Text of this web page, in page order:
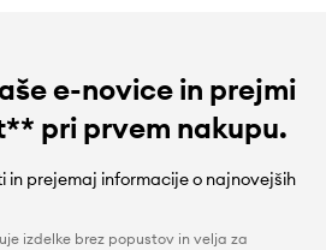
e-novice in prejmi
pri prvem nakupu.
in prejemaj informacije o najnovejših
izdelke brez popustov in velja za